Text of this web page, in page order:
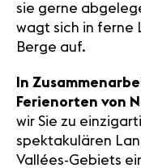
sie gerne
wagt sich in ferne
Berge auf.
In
Ferienorten von
wir Sie zu
spektakulären
Vallées-Gebiets